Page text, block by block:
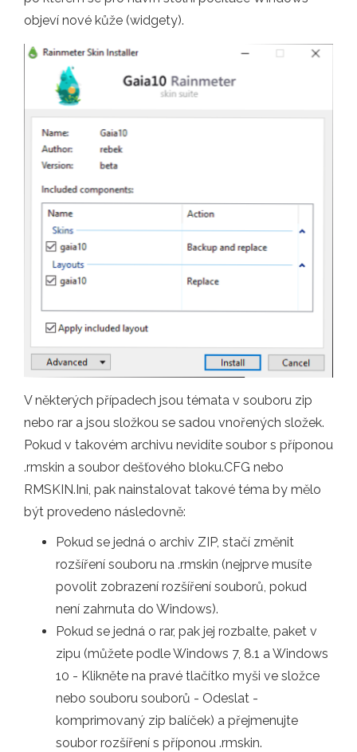
objeví nové kůže (widgety).
V některých případech jsou témata v souboru zip
nebo rar a jsou složkou se sadou vnořených složek.
Pokud v takovém archivu nevidíte soubor s příponou
.rmskin a soubor dešťového bloku.CFG nebo
RMSKIN.Ini, pak nainstalovat takové téma by mělo
být provedeno následovně:
Pokud se jedná o archiv ZIP, stačí změnit
rozšíření souboru na .rmskin (nejprve musíte
povolit zobrazení rozšíření souborů, pokud
není zahrnuta do Windows).
Pokud se jedná o rar, pak jej rozbalte, paket v
zipu (můžete podle Windows 7, 8.1 a Windows
10 - Klikněte na pravé tlačítko myši ve složce
nebo souboru souborů - Odeslat -
komprimovaný zip balíček) a přejmenujte
soubor rozšíření s příponou .rmskin.